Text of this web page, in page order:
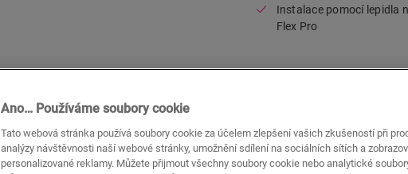
Instalace pomocí lepidla
Flex Pro
Najděte
Ano… Používáme soubory cookie
Tato webová stránka používá soubory cookie za účelem zlepšení vašich zkušeností při
analýzy návštěvnosti naší webové stránky, umožnění sdílení na sociálních sítích a
personalizované reklamy. Můžete přijmout všechny soubory cookie nebo analytické